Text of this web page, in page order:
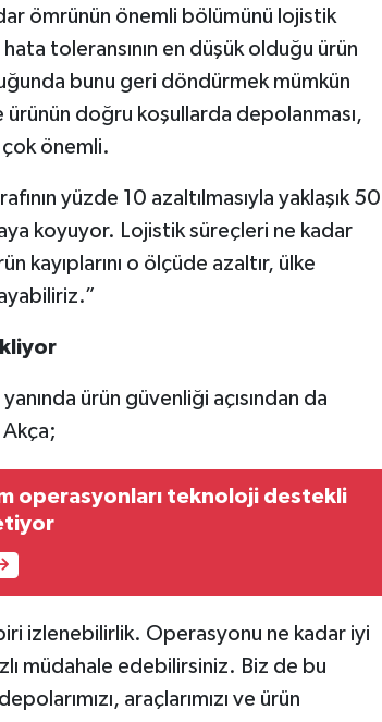
ömrünün önemli bölümünü lojistik
toleransının en düşük olduğu ürün
bunu geri döndürmek mümkün
doğru koşullarda depolanması,
çok önemli.
yüzde 10 azaltılmasıyla yaklaşık 50
koyuyor. Lojistik süreçleri ne kadar
kayıplarını o ölçüde azaltır, ülke
ürün güvenliği açısından da
Akça;
operasyonları teknoloji destekli
izlenebilirlik. Operasyonu ne kadar iyi
müdahale edebilirsiniz. Biz de bu
araçlarımızı ve ürün